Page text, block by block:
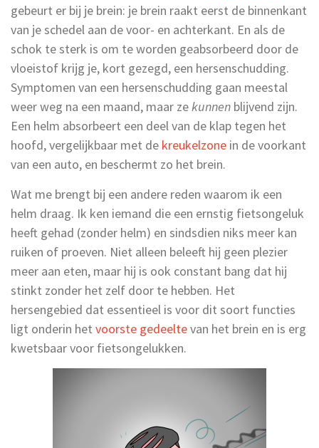
gebeurt er bij je brein: je brein raakt eerst de binnenkant
van je schedel aan de voor- en achterkant. En als de
schok te sterk is om te worden geabsorbeerd door de
vloeistof krijg je, kort gezegd, een hersenschudding.
Symptomen van een hersenschudding gaan meestal
weer weg na een maand, maar ze kunnen blijvend zijn.
Een helm absorbeert een deel van de klap tegen het
hoofd, vergelijkbaar met de kreukelzone in de voorkant
van een auto, en beschermt zo het brein.
Wat me brengt bij een andere reden waarom ik een
helm draag. Ik ken iemand die een ernstig fietsongeluk
heeft gehad (zonder helm) en sindsdien niks meer kan
ruiken of proeven. Niet alleen beleeft hij geen plezier
meer aan eten, maar hij is ook constant bang dat hij
stinkt zonder het zelf door te hebben. Het
hersengebied dat essentieel is voor dit soort functies
ligt onderin het voorste gedeeltevan het brein en is erg
kwetsbaar voor fietsongelukken.